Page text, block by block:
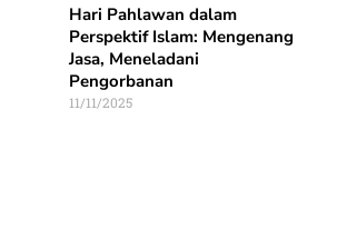
Hari Pahlawan dalam
Perspektif Islam: Mengenang
Jasa, Meneladani
Pengorbanan
11/11/2025